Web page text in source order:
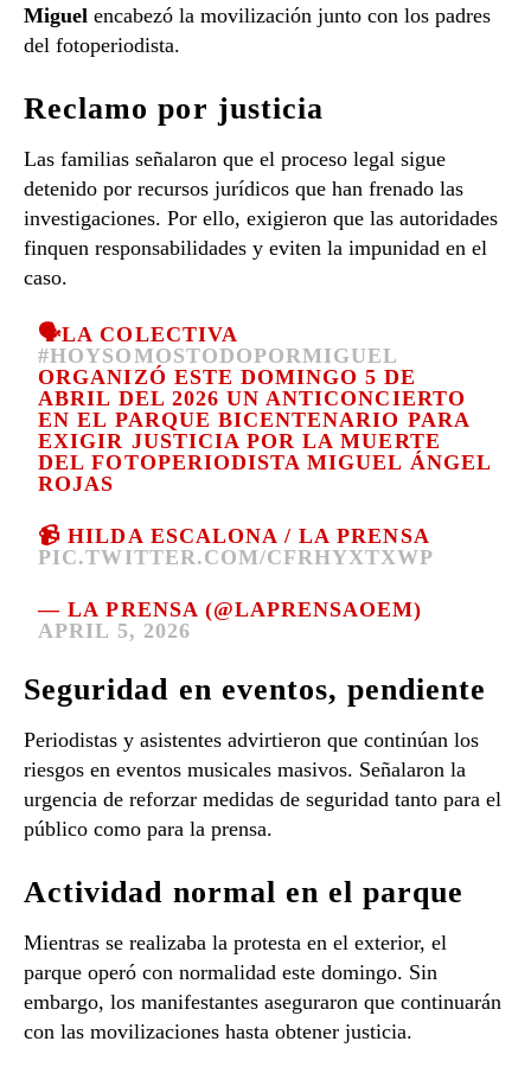
Miguel encabezó la movilización junto con los padres
del fotoperiodista.
Reclamo por justicia
Las familias señalaron que el proceso legal sigue
detenido por recursos jurídicos que han frenado las
investigaciones. Por ello, exigieron que las autoridades
finquen responsabilidades y eviten la impunidad en el
caso.
🗣️LA COLECTIVA
#HOYSOMOSTODOPORMIGUEL
ORGANIZÓ ESTE DOMINGO 5 DE
ABRIL DEL 2026 UN ANTICONCIERTO
EN EL PARQUE BICENTENARIO PARA
EXIGIR JUSTICIA POR LA MUERTE
DEL FOTOPERIODISTA MIGUEL ÁNGEL
ROJAS
📹 HILDA ESCALONA / LA PRENSA
PIC.TWITTER.COM/CFRHYXTXWP
— LA PRENSA (@LAPRENSAOEM)
APRIL 5, 2026
Seguridad en eventos, pendiente
Periodistas y asistentes advirtieron que continúan los
riesgos en eventos musicales masivos. Señalaron la
urgencia de reforzar medidas de seguridad tanto para el
público como para la prensa.
Actividad normal en el parque
Mientras se realizaba la protesta en el exterior, el
parque operó con normalidad este domingo. Sin
embargo, los manifestantes aseguraron que continuarán
con las movilizaciones hasta obtener justicia.